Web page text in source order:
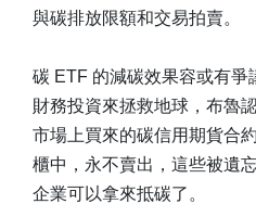
與碳排放限額和交易拍賣。
碳 ETF 的減碳效果容或有爭
財務投資來拯救地球，布魯
市場上買來的碳信用期貨合
櫃中，永不賣出，這些被遺
企業可以拿來抵碳了。